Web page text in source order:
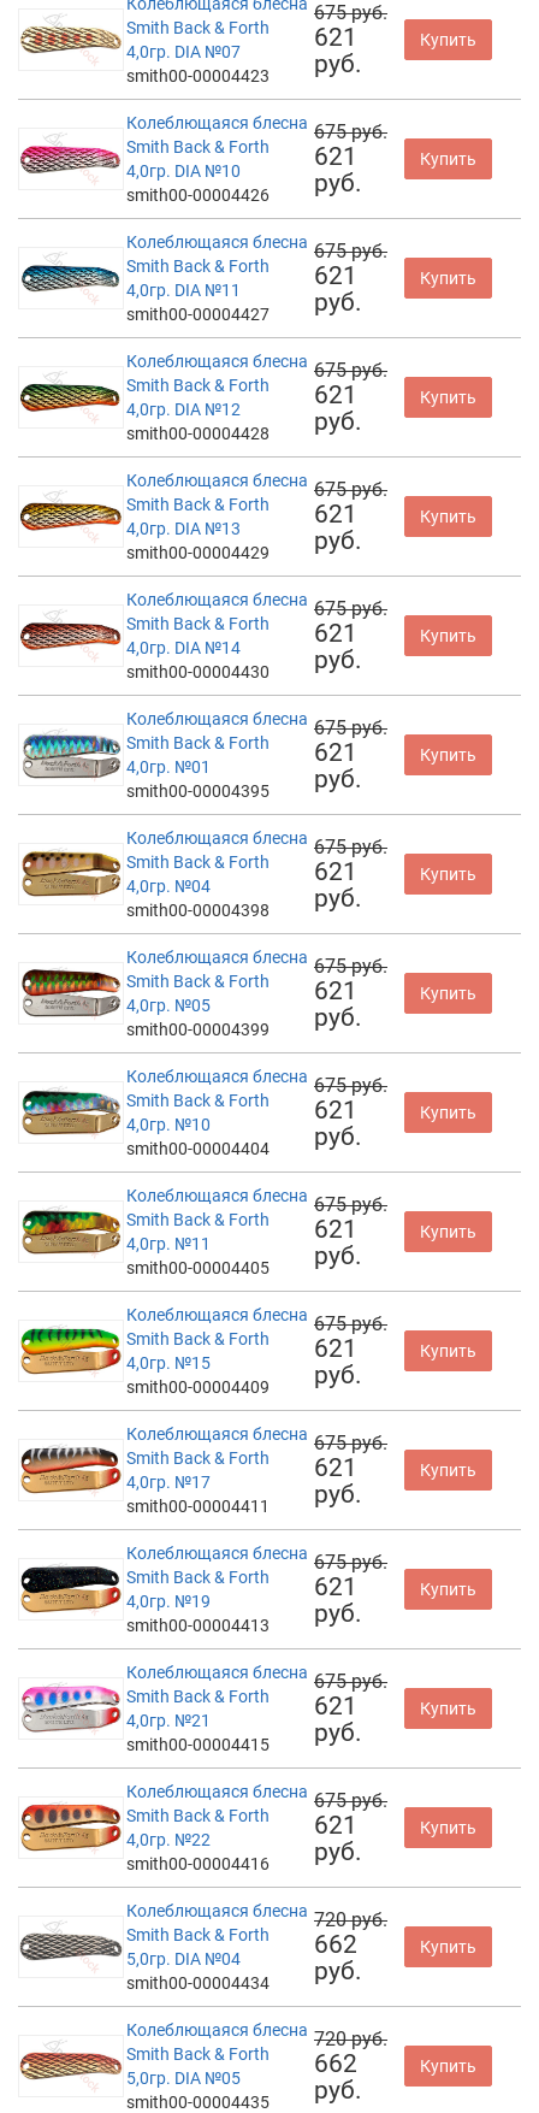
Smith Back & Forth
4,0гр. DIA №07
smith00-00004423
675 руб.
621
руб.
Купить
Колеблющаяся блесна
Smith Back & Forth
4,0гр. DIA №10
smith00-00004426
675 руб.
621
руб.
Купить
Колеблющаяся блесна
Smith Back & Forth
4,0гр. DIA №11
smith00-00004427
675 руб.
621
руб.
Купить
Колеблющаяся блесна
Smith Back & Forth
4,0гр. DIA №12
smith00-00004428
675 руб.
621
руб.
Купить
Колеблющаяся блесна
Smith Back & Forth
4,0гр. DIA №13
smith00-00004429
675 руб.
621
руб.
Купить
Колеблющаяся блесна
Smith Back & Forth
4,0гр. DIA №14
smith00-00004430
675 руб.
621
руб.
Купить
Колеблющаяся блесна
Smith Back & Forth
4,0гр. №01
smith00-00004395
675 руб.
621
руб.
Купить
Колеблющаяся блесна
Smith Back & Forth
4,0гр. №04
smith00-00004398
675 руб.
621
руб.
Купить
Колеблющаяся блесна
Smith Back & Forth
4,0гр. №05
smith00-00004399
675 руб.
621
руб.
Купить
Колеблющаяся блесна
Smith Back & Forth
4,0гр. №10
smith00-00004404
675 руб.
621
руб.
Купить
Колеблющаяся блесна
Smith Back & Forth
4,0гр. №11
smith00-00004405
675 руб.
621
руб.
Купить
Колеблющаяся блесна
Smith Back & Forth
4,0гр. №15
smith00-00004409
675 руб.
621
руб.
Купить
Колеблющаяся блесна
Smith Back & Forth
4,0гр. №17
smith00-00004411
675 руб.
621
руб.
Купить
Колеблющаяся блесна
Smith Back & Forth
4,0гр. №19
smith00-00004413
675 руб.
621
руб.
Купить
Колеблющаяся блесна
Smith Back & Forth
4,0гр. №21
smith00-00004415
675 руб.
621
руб.
Купить
Колеблющаяся блесна
Smith Back & Forth
4,0гр. №22
smith00-00004416
675 руб.
621
руб.
Купить
Колеблющаяся блесна
Smith Back & Forth
5,0гр. DIA №04
smith00-00004434
720 руб.
662
руб.
Купить
Колеблющаяся блесна
Smith Back & Forth
5,0гр. DIA №05
smith00-00004435
720 руб.
662
руб.
Купить